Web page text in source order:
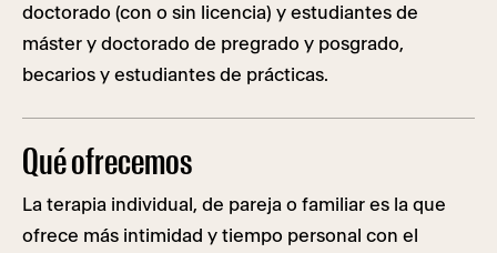
doctorado (con o sin licencia) y estudiantes de
máster y doctorado de pregrado y posgrado,
becarios y estudiantes de prácticas.
Qué ofrecemos
La terapia individual, de pareja o familiar es la que
ofrece más intimidad y tiempo personal con el